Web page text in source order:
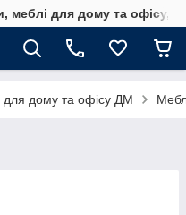
меблі для дому та офісу,
для дому та офісу ДМ